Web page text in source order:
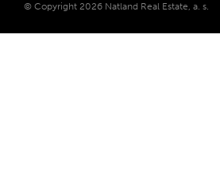
© Copyright 2026 Natland Real Estate, a. s.